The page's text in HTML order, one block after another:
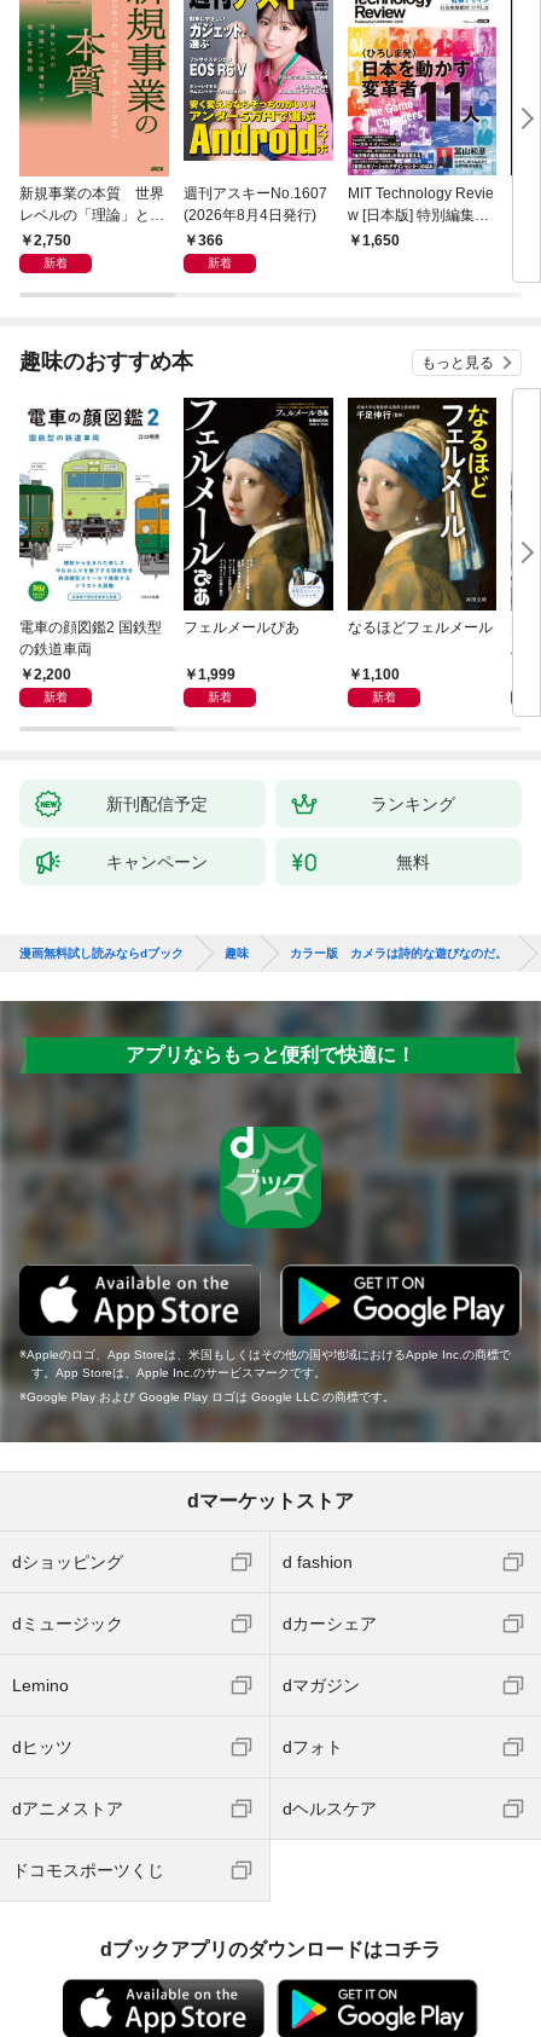
新規事業の本質 世界
レベルの「理論」と
「現場知」で描く全体
地図
2,750
新着
週刊アスキーNo.1607
(2026年8月4日発行)
366
新着
MIT Technology Revie
w [日本版] 特別編集
ポスト都市時代の社会
1,650
趣味のおすすめ本 もっと見る
電車の顔図鑑2 国鉄型
の鉄道車両
2,200
新着
フェルメールぴあ
1,999
新着
なるほどフェルメール
1,100
新着
ハ
新刊配信予定 ランキング
キャンペーン 無料
漫画無料試し読みならdブック 趣味 カラー版 カメラは詩的な遊びなのだ。
アプリならもっと便利で快適に！
Appleのロゴ、App Storeは、米国もしくはその他の国や地域におけるApple Inc.の商標で
す。App Storeは、Apple Inc.のサービスマークです。
Google Play および Google Play ロゴは Google LLC の商標です。
dマーケットストア
dショッピング d fashion
dミュージック dカーシェア
Lemino dマガジン
dヒッツ dフォト
dアニメストア dヘルスケア
ドコモスポーツくじ
dブックアプリのダウンロードはコチラ